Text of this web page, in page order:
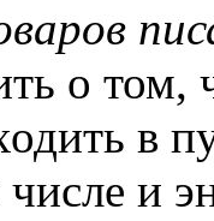
о том,
в
и